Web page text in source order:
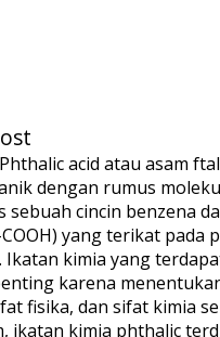
acid atau asam
dengan rumus molekul
sebuah cincin benzena
yang terikat pada
Ikatan kimia yang
karena
fisika, dan sifat kimia
ikatan kimia phthalic